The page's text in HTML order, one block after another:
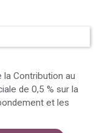
Contribution au
de 0,5 % sur la
et les